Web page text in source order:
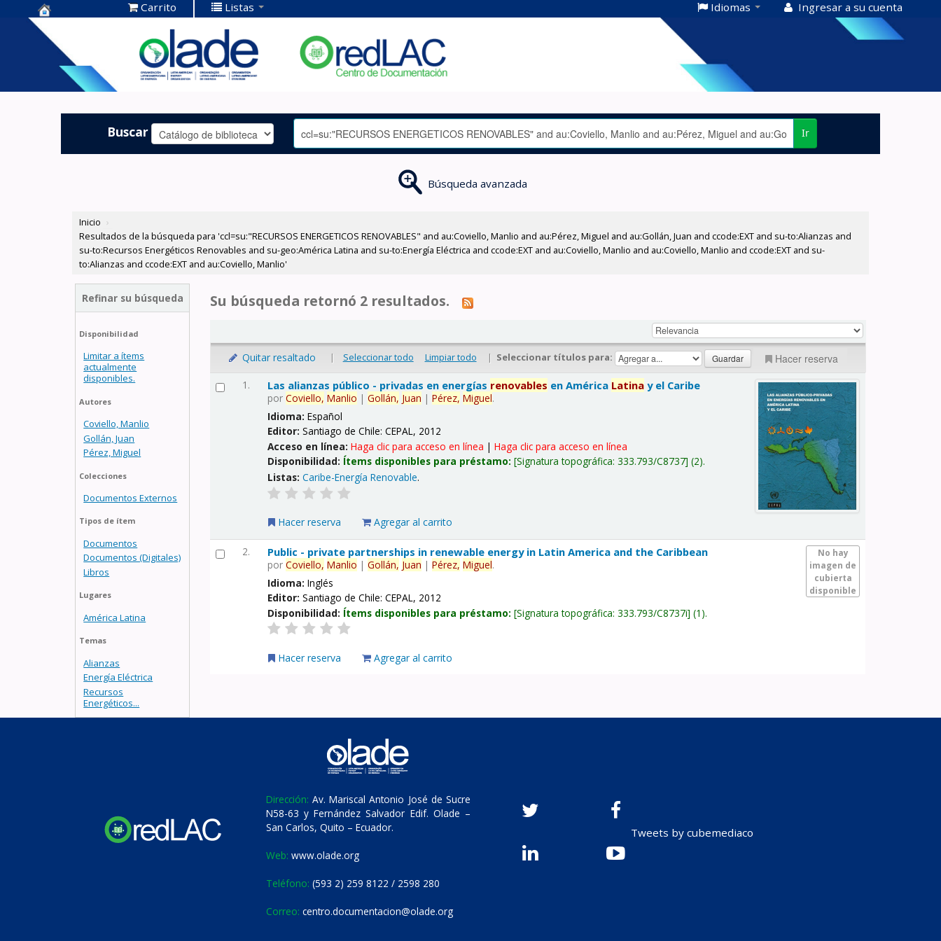
Centro de
Documentación
OLADE -
Carrito Listas Idiomas Ingresar a su cuenta
Buscar Ir
Búsqueda avanzada
Inicio ›
Resultados de la búsqueda para 'ccl=su:"RECURSOS ENERGETICOS RENOVABLES" and au:Coviello, Manlio and au:Pérez, Miguel and au:Gollán, Juan and ccode:EXT and su-to:Alianzas and
su-to:Recursos Energéticos Renovables and su-geo:América Latina and su-to:Energía Eléctrica and ccode:EXT and au:Coviello, Manlio and au:Coviello, Manlio and ccode:EXT and su-
to:Alianzas and ccode:EXT and au:Coviello, Manlio'
Refinar su búsqueda
Disponibilidad
Limitar a ítems
actualmente
disponibles.
Autores
Coviello, Manlio
Gollán, Juan
Pérez, Miguel
Colecciones
Documentos Externos
Tipos de ítem
Documentos
Documentos (Digitales)
Libros
Lugares
América Latina
Temas
Alianzas
Energía Eléctrica
Recursos
Energéticos...
Su búsqueda retornó 2 resultados.
Quitar resaltado | Seleccionar todo Limpiar todo | Seleccionar títulos para: Hacer reserva
1. Las alianzas público - privadas en energías renovables en América Latina y el Caribe
porCoviello, Manlio |Gollán, Juan |Pérez, Miguel.
Idioma:Español
Editor:Santiago de Chile: CEPAL, 2012
Acceso en línea:Haga clic para acceso en línea |Haga clic para acceso en línea
Disponibilidad: Ítems disponibles para préstamo: Signatura topográfica:333.793/C8737 (2).
Listas: Caribe-Energía Renovable.
Hacer reserva Agregar al carrito
2.
No hay
imagen de
cubierta
disponible
Public - private partnerships in renewable energy in Latin America and the Caribbean
porCoviello, Manlio |Gollán, Juan |Pérez, Miguel.
Idioma:Inglés
Editor:Santiago de Chile: CEPAL, 2012
Disponibilidad: Ítems disponibles para préstamo: Signatura topográfica:333.793/C8737i (1).
Hacer reserva Agregar al carrito
Dirección: Av. Mariscal Antonio José de Sucre
N58-63 y Fernández Salvador Edif. Olade –
San Carlos, Quito – Ecuador.
Web: www.olade.org
Teléfono: (593 2) 259 8122 / 2598 280
Correo: centro.documentacion@olade.org
Tweets by cubemediaco